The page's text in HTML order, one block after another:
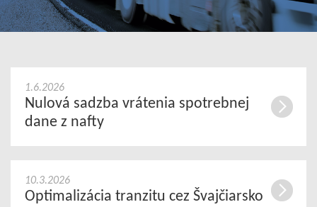
1.6.2026
Nulová sadzba vrátenia spotrebnej
dane z nafty
10.3.2026
Optimalizácia tranzitu cez Švajčiarsko